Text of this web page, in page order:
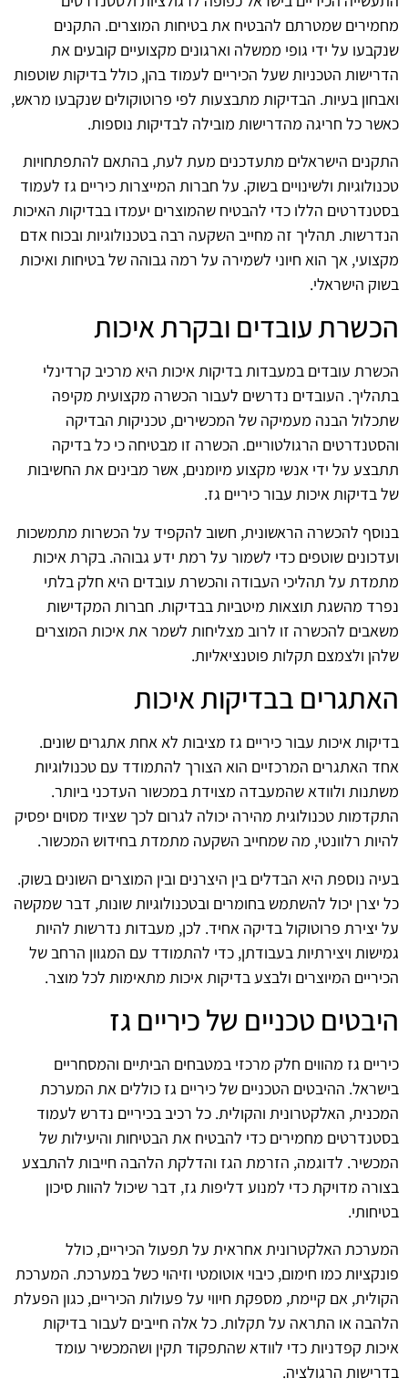
מחמירים שמטרתם להבטיח את בטיחות המוצרים. התקנים
שנקבעו על ידי גופי ממשלה וארגונים מקצועיים קובעים את
הדרישות הטכניות שעל הכיריים לעמוד בהן, כולל בדיקות שוטפות
ואבחון בעיות. הבדיקות מתבצעות לפי פרוטוקולים שנקבעו מראש,
כאשר כל חריגה מהדרישות מובילה לבדיקות נוספות.
התקנים הישראלים מתעדכנים מעת לעת, בהתאם להתפתחויות
טכנולוגיות ולשינויים בשוק. על חברות המייצרות כיריים גז לעמוד
בסטנדרטים הללו כדי להבטיח שהמוצרים יעמדו בבדיקות האיכות
הנדרשות. תהליך זה מחייב השקעה רבה בטכנולוגיות ובכוח אדם
מקצועי, אך הוא חיוני לשמירה על רמה גבוהה של בטיחות ואיכות
בשוק הישראלי.
הכשרת עובדים ובקרת איכות
הכשרת עובדים במעבדות בדיקות איכות היא מרכיב קרדינלי
בתהליך. העובדים נדרשים לעבור הכשרה מקצועית מקיפה
שתכלול הבנה מעמיקה של המכשירים, טכניקות הבדיקה
והסטנדרטים הרגולטוריים. הכשרה זו מבטיחה כי כל בדיקה
תתבצע על ידי אנשי מקצוע מיומנים, אשר מבינים את החשיבות
של בדיקות איכות עבור כיריים גז.
בנוסף להכשרה הראשונית, חשוב להקפיד על הכשרות מתמשכות
ועדכונים שוטפים כדי לשמור על רמת ידע גבוהה. בקרת איכות
מתמדת על תהליכי העבודה והכשרת עובדים היא חלק בלתי
נפרד מהשגת תוצאות מיטביות בבדיקות. חברות המקדישות
משאבים להכשרה זו לרוב מצליחות לשמר את איכות המוצרים
שלהן ולצמצם תקלות פוטנציאליות.
האתגרים בבדיקות איכות
בדיקות איכות עבור כיריים גז מציבות לא אחת אתגרים שונים.
אחד האתגרים המרכזיים הוא הצורך להתמודד עם טכנולוגיות
משתנות ולוודא שהמעבדה מצוידת במכשור העדכני ביותר.
התקדמות טכנולוגית מהירה יכולה לגרום לכך שציוד מסוים יפסיק
להיות רלוונטי, מה שמחייב השקעה מתמדת בחידוש המכשור.
בעיה נוספת היא הבדלים בין היצרנים ובין המוצרים השונים בשוק.
כל יצרן יכול להשתמש בחומרים ובטכנולוגיות שונות, דבר שמקשה
על יצירת פרוטוקול בדיקה אחיד. לכן, מעבדות נדרשות להיות
גמישות ויצירתיות בעבודתן, כדי להתמודד עם המגוון הרחב של
הכיריים המיוצרים ולבצע בדיקות איכות מתאימות לכל מוצר.
היבטים טכניים של כיריים גז
כיריים גז מהווים חלק מרכזי במטבחים הביתיים והמסחריים
בישראל. ההיבטים הטכניים של כיריים גז כוללים את המערכת
המכנית, האלקטרונית והקולית. כל רכיב בכיריים נדרש לעמוד
בסטנדרטים מחמירים כדי להבטיח את הבטיחות והיעילות של
המכשיר. לדוגמה, הזרמת הגז והדלקת הלהבה חייבות להתבצע
בצורה מדויקת כדי למנוע דליפות גז, דבר שיכול להוות סיכון
בטיחותי.
המערכת האלקטרונית אחראית על תפעול הכיריים, כולל
פונקציות כמו חימום, כיבוי אוטומטי וזיהוי כשל במערכת. המערכת
הקולית, אם קיימת, מספקת חיווי על פעולות הכיריים, כגון הפעלת
הלהבה או התראה על תקלות. כל אלה חייבים לעבור בדיקות
איכות קפדניות כדי לוודא שהתפקוד תקין ושהמכשיר עומד
בדרישות הרגולציה.